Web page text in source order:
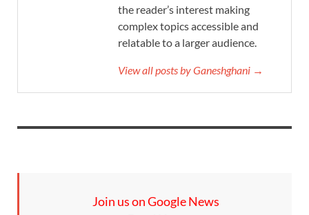
the reader’s interest making
complex topics accessible and
relatable to a larger audience.
View all posts by Ganeshghani →
Join us on Google News